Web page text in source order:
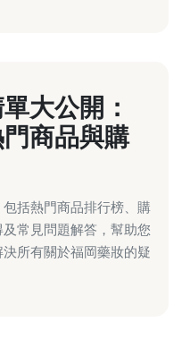
大公開：
商品與購
括熱門商品排行榜、購
常見問題解答，幫助您
所有關於福岡藥妝的疑